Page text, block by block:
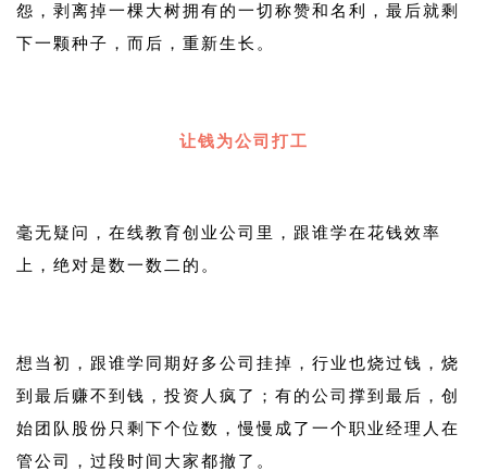
怨，剥离掉一棵大树拥有的一切称赞和名利，最后就剩
下一颗种子，而后，重新生长。
让钱为公司打工
毫无疑问，在线教育创业公司里，跟谁学在花钱效率
上，绝对是数一数二的。
想当初，跟谁学同期好多公司挂掉，行业也烧过钱，烧
到最后赚不到钱，投资人疯了；有的公司撑到最后，创
始团队股份只剩下个位数，慢慢成了一个职业经理人在
管公司，过段时间大家都撤了。